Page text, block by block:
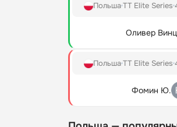
ПольшаTT Elite Series
Оливер
ПольшаTT Elite Series
Фомин Ю.